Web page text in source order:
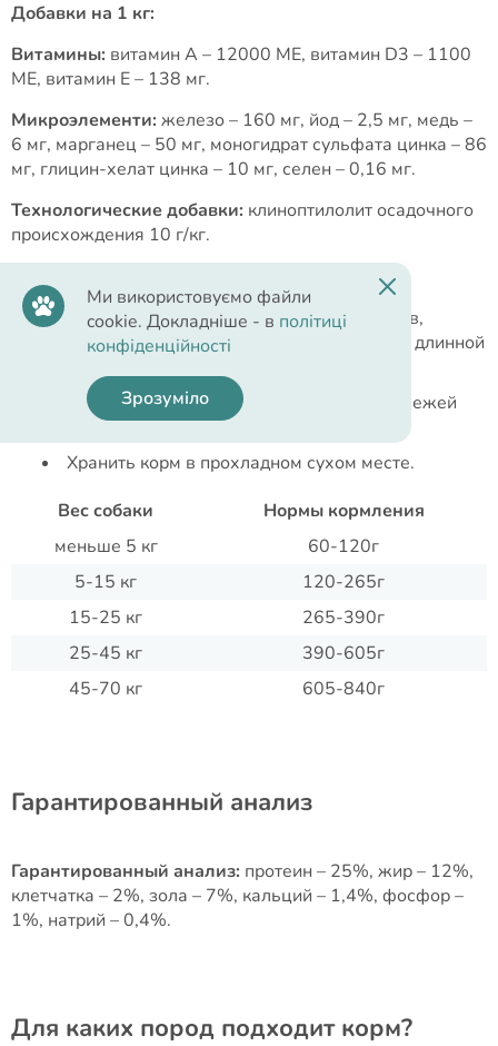
Добавки на 1 кг:
Витамины: витамин А – 12000 МЕ, витамин D3 – 1100
МЕ, витамин Е – 138 мг.
Микроэлементи: железо – 160 мг, йод – 2,5 мг, медь –
6 мг, марганец – 50 мг, моногидрат сульфата цинка – 86
мг, глицин-хелат цинка – 10 мг, селен – 0,16 мг.
Технологические добавки: клиноптилолит осадочного
происхождения 10 г/кг.
Для собак всех пород старше 12 месяцев,
особенно рекомендуется для питомцев с длинной
У собаки всегда должен быть доступ к свежей
питьевой воде.
Хранить корм в прохладном сухом месте.
Вес собаки
Нормы кормления
меньше 5 кг
60-120г
5-15 кг
120-265г
15-25 кг
265-390г
25-45 кг
390-605г
45-70 кг
605-840г
Гарантированный анализ
Гарантированный анализ: протеин – 25%, жир – 12%,
клетчатка – 2%, зола – 7%, кальций – 1,4%, фосфор –
1%, натрий – 0,4%.
Для каких пород подходит корм?
Ми використовуємо файли
cookie. Докладніше - в політиці
конфіденційності
Зрозуміло